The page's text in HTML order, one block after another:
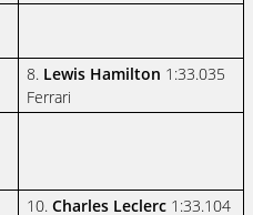
8. Lewis Hamilton 1:33.035
Ferrari
10.Charles Leclerc 1:33.104